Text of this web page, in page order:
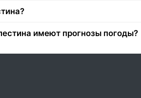
имеют прогнозы погоды?